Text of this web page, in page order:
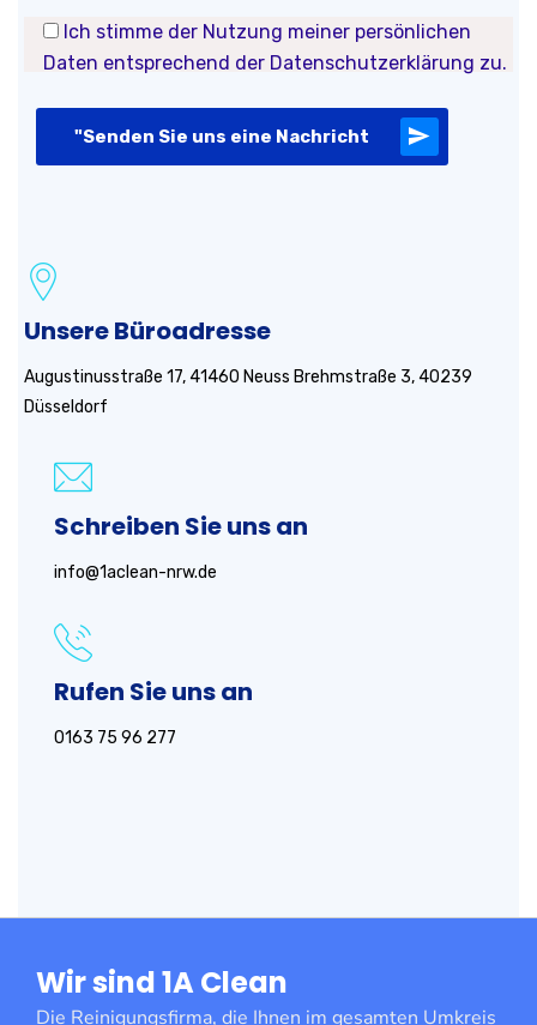
Ich stimme der Nutzung meiner persönlichen
Daten entsprechend der Datenschutzerklärung zu.
"Senden Sie uns eine Nachricht
Unsere Büroadresse
Augustinusstraße 17, 41460 Neuss Brehmstraße 3, 40239
Düsseldorf
Schreiben Sie uns an
info@1aclean-nrw.de
Rufen Sie uns an
0163 75 96 277
Wir sind 1A Clean
Die Reinigungsfirma, die Ihnen im gesamten Umkreis